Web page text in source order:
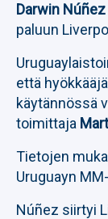
Darwin Núñez
paluun
että
käytännössä
toimittaja
Tietojen
Uruguayn
Núñez siirtyi